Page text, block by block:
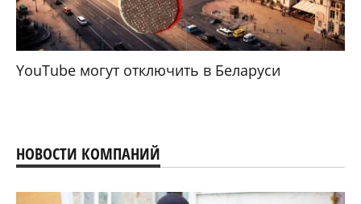
YouTube могут отключить в Беларуси
НОВОСТИ КОМПАНИЙ